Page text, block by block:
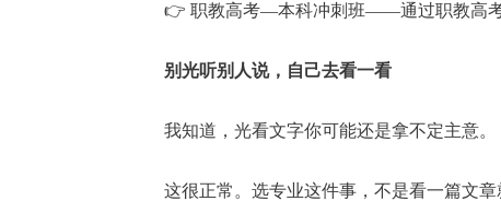
👉 职教高考—本科冲刺班——通过职教高考
别光听别人说，自己去看一看
我知道，光看文字你可能还是拿不定主意。
这很正常。选专业这件事，不是看一篇文章